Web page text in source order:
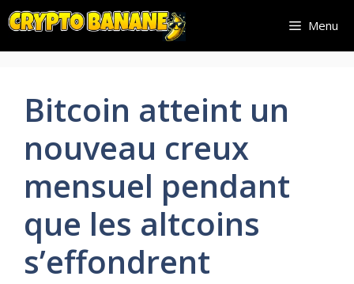
Aller
au
contenu
Menu
Bitcoin atteint un
nouveau creux
mensuel pendant
que les altcoins
s’effondrent